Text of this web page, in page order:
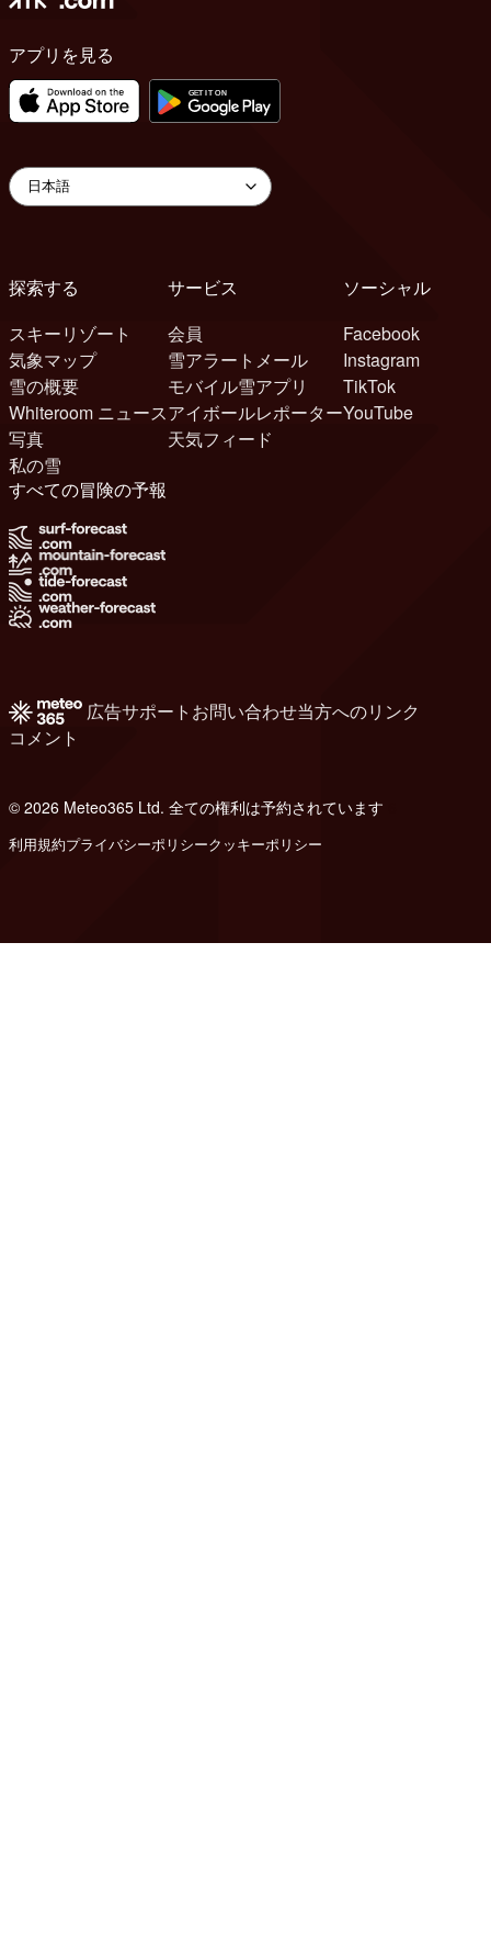
アプリを見る
探索する
スキーリゾート
気象マップ
雪の概要
Whiteroom ニュース
写真
私の雪
サービス
会員
雪アラートメール
モバイル雪アプリ
アイボールレポーター
天気フィード
ソーシャル
Facebook
Instagram
TikTok
YouTube
すべての冒険の予報
広告サポート お問い合わせ当方へのリンク
コメント
© 2026 Meteo365 Ltd. 全ての権利は予約されています
利用規約プライバシーポリシークッキーポリシー